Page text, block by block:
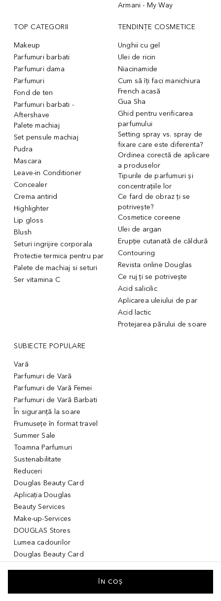
Armani - My Way
TOP CATEGORII
Makeup
Parfumuri barbati
Parfumuri dama
Parfumuri
Fond de ten
Parfumuri barbati -
Aftershave
Palete machiaj
Set pensule machiaj
Pudra
Mascara
Leave-in Conditioner
Concealer
Crema antirid
Highlighter
Lip gloss
Blush
Seturi ingrijire corporala
Protectie termica pentru par
Palete de machiaj si seturi
Ser vitamina C
TENDINȚE COSMETICE
Unghii cu gel
Ulei de ricin
Niacinamide
Cum să îți faci manichiura
French acasă
Gua Sha
Ghid pentru verificarea
parfumului
Setting spray vs. spray de
fixare care este diferenta?
Ordinea corectă de aplicare
a produselor
Tipurile de parfumuri și
concentrațiile lor
Ce fard de obraz ți se
potrivește?
Cosmetice coreene
Ulei de argan
Erupție cutanată de căldură
Contouring
Revista online Douglas
Ce ruj ți se potrivește
Acid salicilic
Aplicarea uleiului de par
Acid lactic
Protejarea părului de soare
SUBIECTE POPULARE
Vară
Parfumuri de Vară
Parfumuri de Vară Femei
Parfumuri de Vară Barbati
În siguranță la soare
Frumusețe în format travel
Summer Sale
Toamna Parfumuri
Sustenabilitate
Reduceri
Douglas Beauty Card
Aplicația Douglas
Beauty Services
Make-up-Services
DOUGLAS Stores
Lumea cadourilor
Douglas Beauty Card
ÎN COȘ